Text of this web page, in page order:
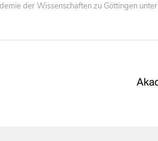
der Wissenschaften zu Göttingen unter